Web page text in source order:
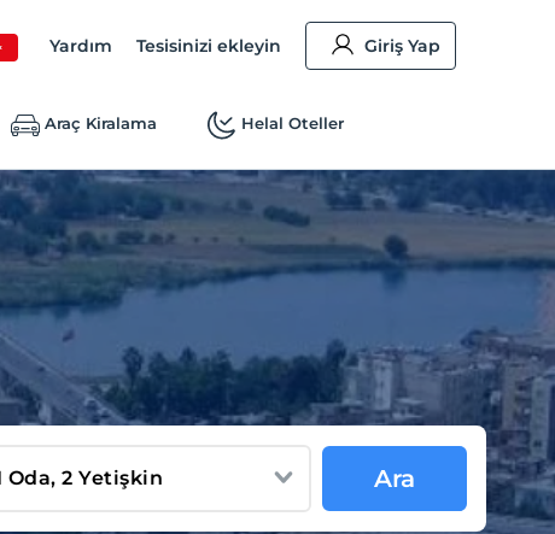
Yardım Tesisinizi ekleyin Giriş Yap
Araç Kiralama Helal Oteller
Ara